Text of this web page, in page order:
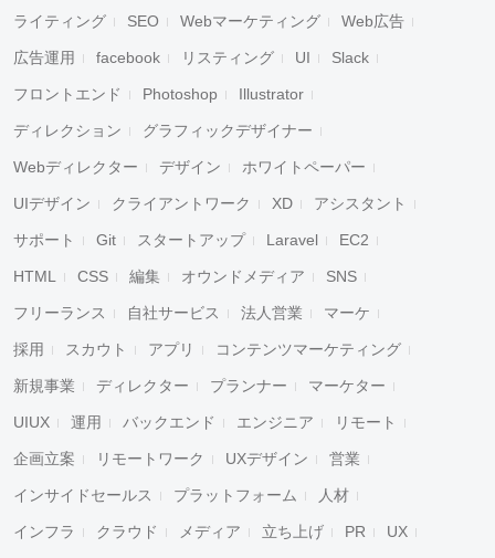
ライティング SEO Webマーケティング Web広告
広告運用 facebook リスティング UI Slack
フロントエンド Photoshop Illustrator
ディレクション グラフィックデザイナー
Webディレクター デザイン ホワイトペーパー
UIデザイン クライアントワーク XD アシスタント
サポート Git スタートアップ Laravel EC2
HTML CSS 編集 オウンドメディア SNS
フリーランス 自社サービス 法人営業 マーケ
採用 スカウト アプリ コンテンツマーケティング
新規事業 ディレクター プランナー マーケター
UIUX 運用 バックエンド エンジニア リモート
企画立案 リモートワーク UXデザイン 営業
インサイドセールス プラットフォーム 人材
インフラ クラウド メディア 立ち上げ PR UX